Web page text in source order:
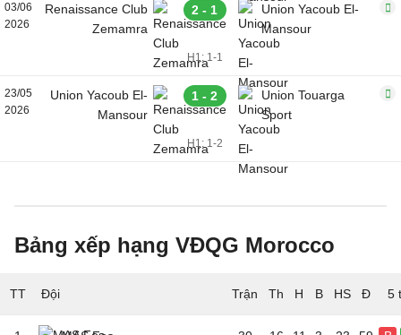
03/06
2026
Renaissance Club
Zemamra
2 - 1
Union Yacoub El-
Mansour
H1: 1-1
23/05
2026
Union Yacoub El-
Mansour
1 - 2
Union Touarga
Sport
H1: 1-2
Bảng xếp hạng VĐQG Morocco
TT Đội 5